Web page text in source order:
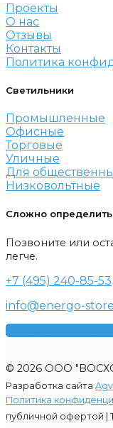
Проекты
О нас
Отзывы
Контакты
Политика
Светильники
Промышленные
Офисные
Торговые
Уличные
Для
Низковольтные
Сложно
Позвоните или
легче.
+7 (495) 240-85-53
info@energo-
Получить
© 2026 ООО
Разработка сайта
Политика
публичной офертой |